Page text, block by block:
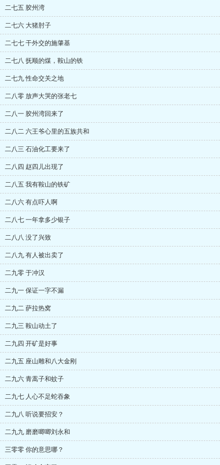
二七五 胶州湾
二七六 大猪肘子
二七七 干外交的施肇基
二七八 抚顺的煤，鞍山的铁
二七九 性命交关之地
二八零 放声大哭的张老七
二八一 胶州湾回来了
二八二 六王爷心里的五族共和
二八三 石油化工要来了
二八四 赵四儿出现了
二八五 我有鞍山的铁矿
二八六 有点吓人啊
二八七 一年拿多少银子
二八八 没了兴致
二八九 有人被出卖了
二九零 于冲汉
二九一 保证一字不漏
二九二 萨拉热窝
二九三 鞍山动土了
二九四 开矿是好事
二九五 座山雕和八大金刚
二九六 青蒿子和蚊子
二九七 人心不足蛇吞象
二九八 听说要招安？
二九九 磨磨唧唧刘永和
三零零 你的意思哪？